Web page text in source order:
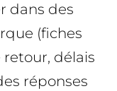
dans des
(fiches
délais
réponses